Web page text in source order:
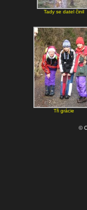
Tady se datel činil
Tři grácie
©